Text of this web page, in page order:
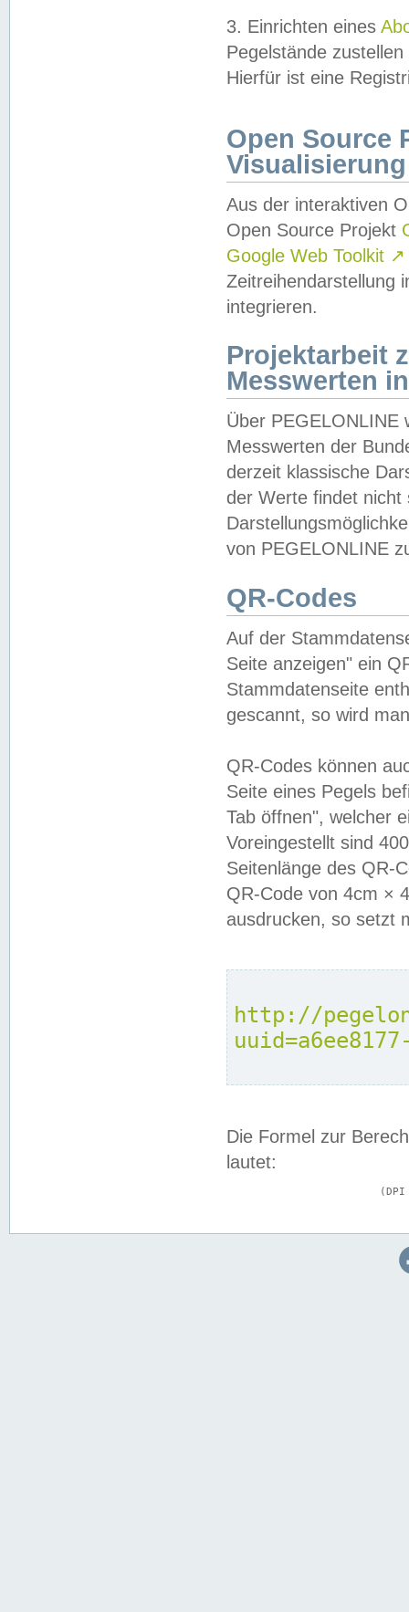
3. Einrichten eines
Pegelstände
Hierfür ist eine
Open Source
Visualisierung
Aus der interaktiven
Open Source Projekt
Google Web Toolkit ↗
Zeitreihendarstellung
integrieren.
Projektarbeit
Messwerten
Über PEGELONLINE
Messwerten der
derzeit klassische
der Werte findet
von PEGELONLINE
QR-Codes
Auf der
Seite anzeigen" ein
Stammdatenseite
gescannt, so wird
QR-Codes können
Seite eines Pegels
Tab öffnen", welcher
Voreingestellt sind
Seitenlänge des QR-
QR-Code von 4cm ×
ausdrucken, so setzt
http://
Die Formel zur
lautet: